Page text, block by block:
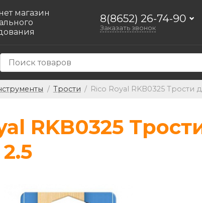
магазин
8(8652) 26-74-90
Заказать звонок
/ Трости / Rico Royal RKB0325 Трости
RKB0325